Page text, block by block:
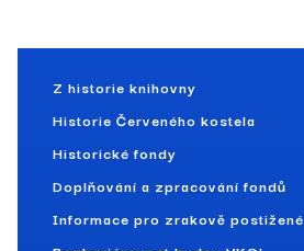
Z historie knihovny
Historie Červeného kostela
Historické fondy
Doplňování a zpracování fondů
Informace pro zrakově postižené